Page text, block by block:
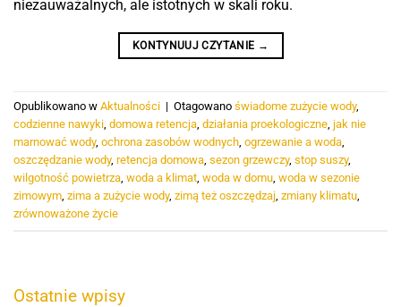
niezauważalnych, ale istotnych w skali roku.
KONTYNUUJ CZYTANIE →
Opublikowano w Aktualności | Otagowano świadome zużycie wody,
codzienne nawyki, domowa retencja, działania proekologiczne, jak nie
marnować wody, ochrona zasobów wodnych, ogrzewanie a woda,
oszczędzanie wody, retencja domowa, sezon grzewczy, stop suszy,
wilgotność powietrza, woda a klimat, woda w domu, woda w sezonie
zimowym, zima a zużycie wody, zimą też oszczędzaj, zmiany klimatu,
zrównoważone życie
Ostatnie wpisy